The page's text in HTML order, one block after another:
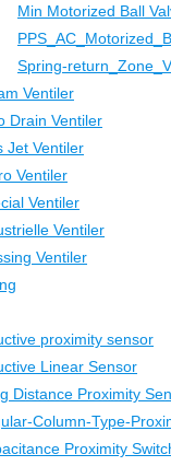
Min Motorized Ball
Spring-
Ventiler
Drain Ventiler
Jet Ventiler
Ventiler
Ventiler
Ventiler
Ventiler
proximity sensor
Linear Sensor
Distance Proximity
Column-Type-
Proximity